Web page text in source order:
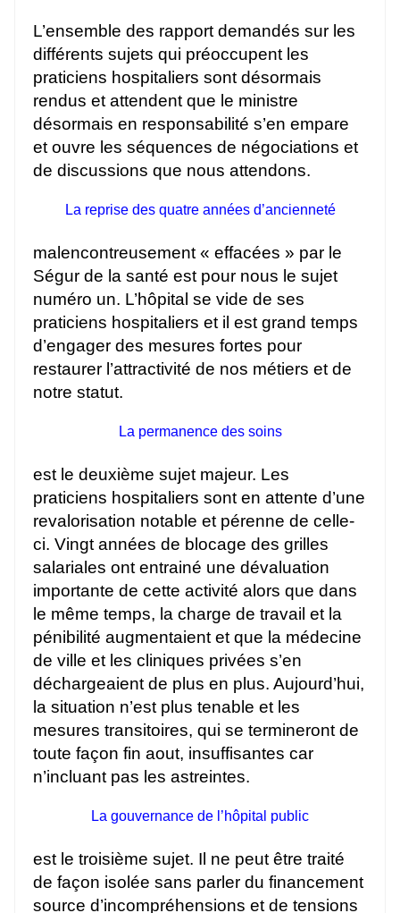
L’ensemble des rapport demandés sur les
différents sujets qui préoccupent les
praticiens hospitaliers sont désormais
rendus et attendent que le ministre
désormais en responsabilité s’en empare
et ouvre les séquences de négociations et
de discussions que nous attendons.
La reprise des quatre années d’ancienneté
malencontreusement « effacées » par le
Ségur de la santé est pour nous le sujet
numéro un. L’hôpital se vide de ses
praticiens hospitaliers et il est grand temps
d’engager des mesures fortes pour
restaurer l’attractivité de nos métiers et de
notre statut.
La permanence des soins
est le deuxième sujet majeur. Les
praticiens hospitaliers sont en attente d’une
revalorisation notable et pérenne de celle-
ci. Vingt années de blocage des grilles
salariales ont entrainé une dévaluation
importante de cette activité alors que dans
le même temps, la charge de travail et la
pénibilité augmentaient et que la médecine
de ville et les cliniques privées s’en
déchargeaient de plus en plus. Aujourd’hui,
la situation n’est plus tenable et les
mesures transitoires, qui se termineront de
toute façon fin aout, insuffisantes car
n’incluant pas les astreintes.
La gouvernance de l’hôpital public
est le troisième sujet. Il ne peut être traité
de façon isolée sans parler du financement
source d’incompréhensions et de tensions